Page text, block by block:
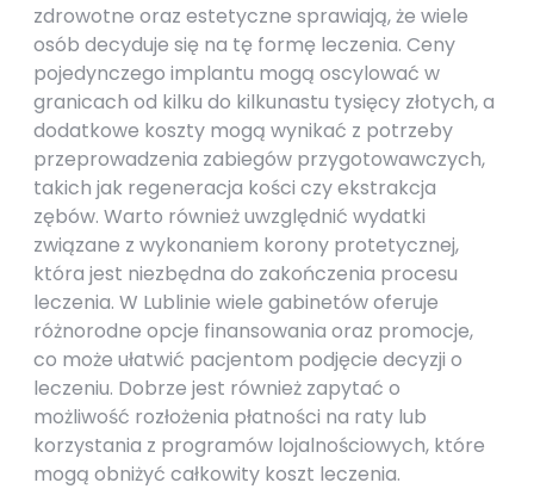
zdrowotne oraz estetyczne sprawiają, że wiele
osób decyduje się na tę formę leczenia. Ceny
pojedynczego implantu mogą oscylować w
granicach od kilku do kilkunastu tysięcy złotych, a
dodatkowe koszty mogą wynikać z potrzeby
przeprowadzenia zabiegów przygotowawczych,
takich jak regeneracja kości czy ekstrakcja
zębów. Warto również uwzględnić wydatki
związane z wykonaniem korony protetycznej,
która jest niezbędna do zakończenia procesu
leczenia. W Lublinie wiele gabinetów oferuje
różnorodne opcje finansowania oraz promocje,
co może ułatwić pacjentom podjęcie decyzji o
leczeniu. Dobrze jest również zapytać o
możliwość rozłożenia płatności na raty lub
korzystania z programów lojalnościowych, które
mogą obniżyć całkowity koszt leczenia.